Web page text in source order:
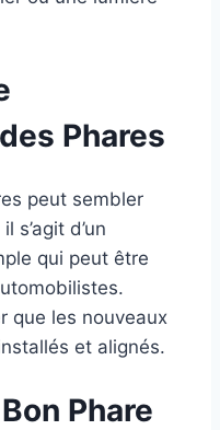
Phares
peut sembler
s’agit d’un
qui peut être
que les nouveaux
et alignés.
Phare